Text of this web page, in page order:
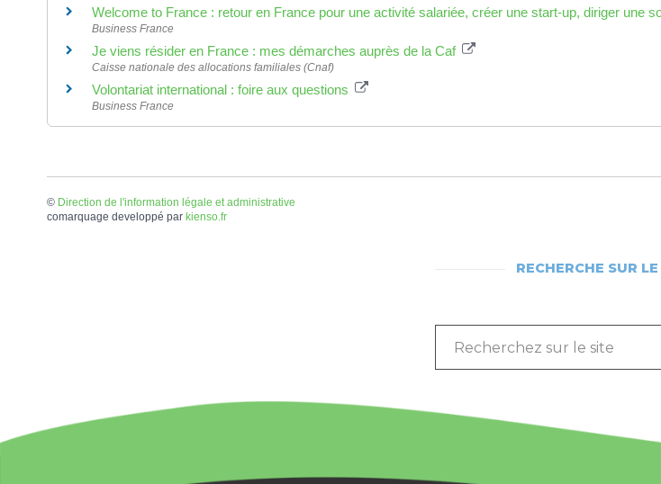
Welcome to France : retour en France pour une activité salariée, créer une start-up, diriger une
Business France
Je viens résider en France : mes démarches auprès de la Caf
Caisse nationale des allocations familiales (Cnaf)
Volontariat international : foire aux questions
Business France
© Direction de l'information légale et administrative
comarquage developpé par kienso.fr
RECHERCHE SUR
RECHERCHEZ
SUR
SITE